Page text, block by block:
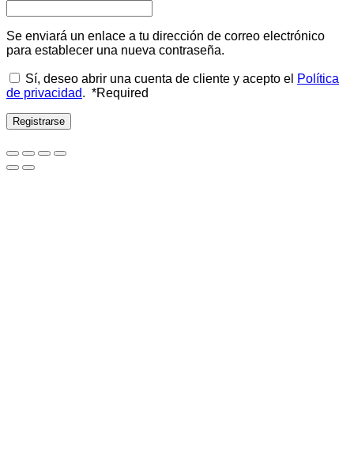
Se enviará un enlace a tu dirección de correo electrónico
para establecer una nueva contraseña.
Sí, deseo abrir una cuenta de cliente y acepto el Política
de privacidad. *Required
Registrarse